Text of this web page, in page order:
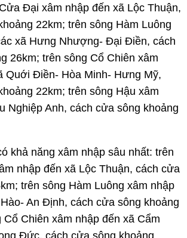
Đại xâm nhập đến xã Lộc Thuận,
22km; trên sông Hàm Luông
xã Hưng Nhượng- Đại Điền, cách
26km; trên sông Cổ Chiên xâm
Quới Điền- Hòa Minh- Hưng Mỹ,
22km; trên sông Hậu xâm
Nghiệp Anh, cách cửa sông khoảng
khả năng xâm nhập sâu nhất: trên
nhập đến xã Lộc Thuận, cách cửa
trên sông Hàm Luông xâm nhập
An Định, cách cửa sông khoảng
Cổ Chiên xâm nhập đến xã Cẩm
Đức, cách cửa sông khoảng